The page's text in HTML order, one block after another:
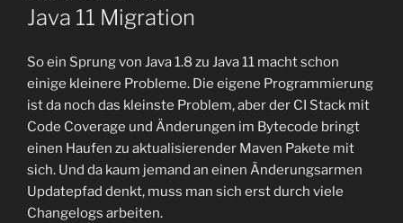
AM
Java 11 Migration
So ein Sprung von Java 1.8 zu Java 11 macht schon
einige kleinere Probleme. Die eigene Programmierung
ist da noch das kleinste Problem, aber der CI Stack mit
Code Coverage und Änderungen im Bytecode bringt
einen Haufen zu aktualisierender Maven Pakete mit
sich. Und da kaum jemand an einen Änderungsarmen
Updatepfad denkt, muss man sich erst durch viele
Changelogs arbeiten.